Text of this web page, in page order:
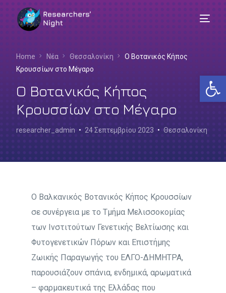
Home Νέα Θεσσαλονίκη
Ο Βοτανικός Κήπος
Κρουσσίων στο Μέγαρο
Ο Βοτανικός Κήπος
Κρουσσίων στο Μέγαρο
researcher_admin 24 Σεπτεμβρίου 2023 Θεσσαλονίκη
Ο Βαλκανικός Βοτανικός Κήπος Κρουσσίων
σε συνέργεια με το Τμήμα Μελισσοκομίας
των Ινστιτούτων Γενετικής Βελτίωσης και
Φυτογενετικών Πόρων και Επιστήμης
Ζωικής Παραγωγής του ΕΛΓΟ-ΔΗΜΗΤΡΑ,
παρουσιάζουν σπάνια, ενδημικά, αρωματικά
– φαρμακευτικά της Ελλάδας που
Ελληνικά